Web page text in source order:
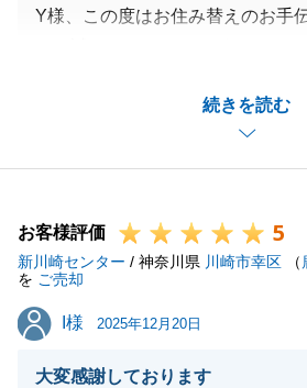
続きを読む
Y様、この度はお住み替えのお手
ってご紹介をさせていただく事が
購入のお客様からも非常に良い不
喜んでいらっしゃいました。
ました。
お客様評価 5
新川崎センター / 神奈川県 川崎市幸区 （
を ご売却
I様
I様 2025年12月20日
大変感謝しております